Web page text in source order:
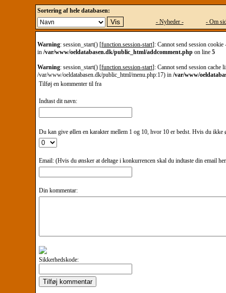
Sortering af hele databasen:
- Nyheder -
- Om
Warning: session_start() [function.session-start]: Cannot send session
in /var/www/oeldatabasen.dk/public_html/addcomment.php on line 5
Warning: session_start() [function.session-start]: Cannot send session cache
/var/www/oeldatabasen.dk/public_html/menu.php:17) in /var/www/
Tilføj en kommenter til fra
Indtast dit navn:
Du kan give øllen en karakter mellem 1 og 10, hvor 10 er bedst. Hvis du ikke
Email: (Hvis du ønsker at deltage i konkurrencen skal du indtaste din email
Din kommentar:
Sikkerhedskode: